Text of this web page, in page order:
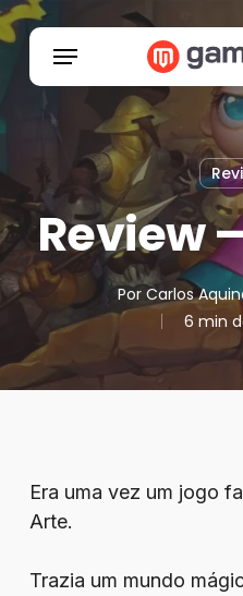
Skip
to
Menu
Review
Por Carlos
6 min
Era uma vez um jogo
Arte.
Trazia um mundo